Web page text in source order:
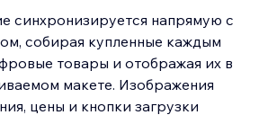
синхронизируется напрямую с
собирая купленные каждым
товары и отображая их в
макете. Изображения
цены и кнопки загрузки